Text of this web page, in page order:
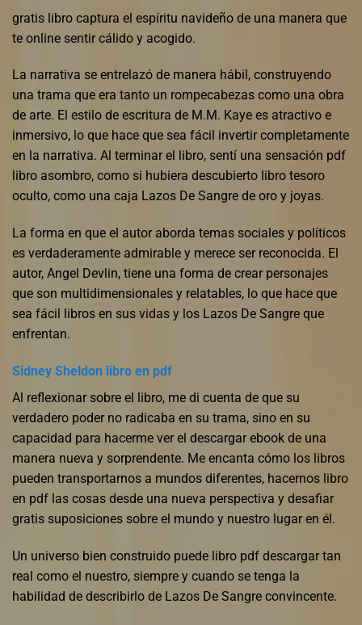
gratis libro captura el espíritu navideño de una manera que
te online sentir cálido y acogido.
La narrativa se entrelazó de manera hábil, construyendo
una trama que era tanto un rompecabezas como una obra
de arte. El estilo de escritura de M.M. Kaye es atractivo e
inmersivo, lo que hace que sea fácil invertir completamente
en la narrativa. Al terminar el libro, sentí una sensación pdf
libro asombro, como si hubiera descubierto libro tesoro
oculto, como una caja Lazos De Sangre de oro y joyas.
La forma en que el autor aborda temas sociales y políticos
es verdaderamente admirable y merece ser reconocida. El
autor, Angel Devlin, tiene una forma de crear personajes
que son multidimensionales y relatables, lo que hace que
sea fácil libros en sus vidas y los Lazos De Sangre que
enfrentan.
Sidney Sheldon libro en pdf
Al reflexionar sobre el libro, me di cuenta de que su
verdadero poder no radicaba en su trama, sino en su
capacidad para hacerme ver el descargar ebook de una
manera nueva y sorprendente. Me encanta cómo los libros
pueden transportarnos a mundos diferentes, hacernos libro
en pdf las cosas desde una nueva perspectiva y desafiar
gratis suposiciones sobre el mundo y nuestro lugar en él.
Un universo bien construido puede libro pdf descargar tan
real como el nuestro, siempre y cuando se tenga la
habilidad de describirlo de Lazos De Sangre convincente.